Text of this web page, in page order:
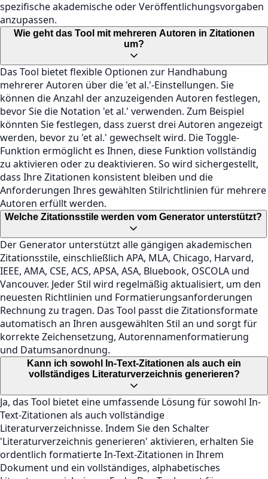
spezifische akademische oder Veröffentlichungsvorgaben
anzupassen.
Wie geht das Tool mit mehreren Autoren in Zitationen
um?
Das Tool bietet flexible Optionen zur Handhabung
mehrerer Autoren über die 'et al.'-Einstellungen. Sie
können die Anzahl der anzuzeigenden Autoren festlegen,
bevor Sie die Notation 'et al.' verwenden. Zum Beispiel
könnten Sie festlegen, dass zuerst drei Autoren angezeigt
werden, bevor zu 'et al.' gewechselt wird. Die Toggle-
Funktion ermöglicht es Ihnen, diese Funktion vollständig
zu aktivieren oder zu deaktivieren. So wird sichergestellt,
dass Ihre Zitationen konsistent bleiben und die
Anforderungen Ihres gewählten Stilrichtlinien für mehrere
Autoren erfüllt werden.
Welche Zitationsstile werden vom Generator unterstützt?
Der Generator unterstützt alle gängigen akademischen
Zitationsstile, einschließlich APA, MLA, Chicago, Harvard,
IEEE, AMA, CSE, ACS, APSA, ASA, Bluebook, OSCOLA und
Vancouver. Jeder Stil wird regelmäßig aktualisiert, um den
neuesten Richtlinien und Formatierungsanforderungen
Rechnung zu tragen. Das Tool passt die Zitationsformate
automatisch an Ihren ausgewählten Stil an und sorgt für
korrekte Zeichensetzung, Autorennamenformatierung
und Datumsanordnung.
Kann ich sowohl In-Text-Zitationen als auch ein
vollständiges Literaturverzeichnis generieren?
Ja, das Tool bietet eine umfassende Lösung für sowohl In-
Text-Zitationen als auch vollständige
Literaturverzeichnisse. Indem Sie den Schalter
'Literaturverzeichnis generieren' aktivieren, erhalten Sie
ordentlich formatierte In-Text-Zitationen in Ihrem
Dokument und ein vollständiges, alphabetisches